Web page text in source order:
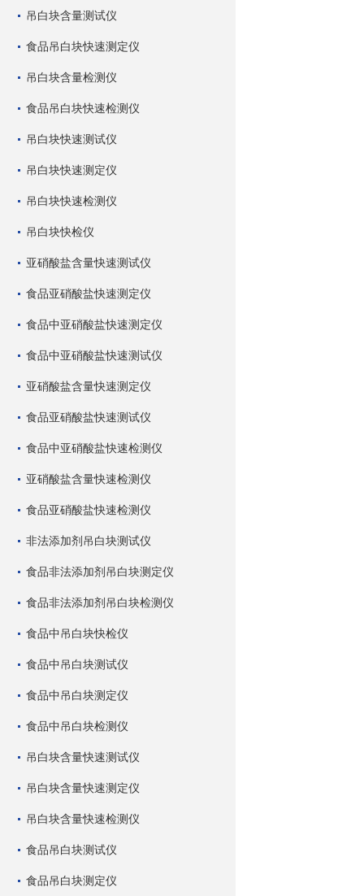
吊白块含量测试仪
食品吊白块快速测定仪
吊白块含量检测仪
食品吊白块快速检测仪
吊白块快速测试仪
吊白块快速测定仪
吊白块快速检测仪
吊白块快检仪
亚硝酸盐含量快速测试仪
食品亚硝酸盐快速测定仪
食品中亚硝酸盐快速测定仪
食品中亚硝酸盐快速测试仪
亚硝酸盐含量快速测定仪
食品亚硝酸盐快速测试仪
食品中亚硝酸盐快速检测仪
亚硝酸盐含量快速检测仪
食品亚硝酸盐快速检测仪
非法添加剂吊白块测试仪
食品非法添加剂吊白块测定仪
食品非法添加剂吊白块检测仪
食品中吊白块快检仪
食品中吊白块测试仪
食品中吊白块测定仪
食品中吊白块检测仪
吊白块含量快速测试仪
吊白块含量快速测定仪
吊白块含量快速检测仪
食品吊白块测试仪
食品吊白块测定仪